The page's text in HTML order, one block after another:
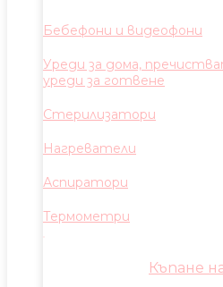
Бебефони и видеофони
Уреди за дома,
уреди за готвене
Стерилизатори
Нагреватели
Аспиратори
Термометри
Къпане